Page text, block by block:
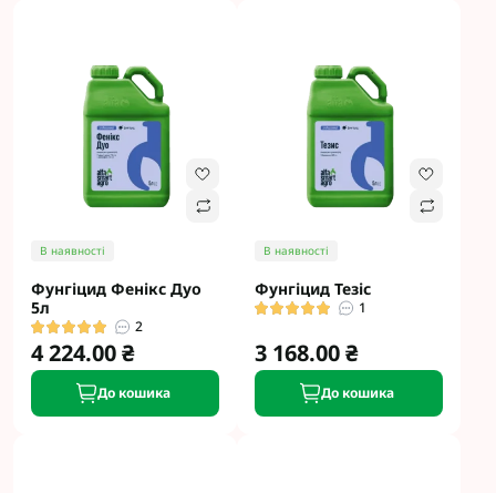
В наявності
Фунгіцид Фенікс Дуо
5л
2
4 224.00 ₴
До кошика
В наявності
Фунгіцид Тезіс
1
3 168.00 ₴
До кошика